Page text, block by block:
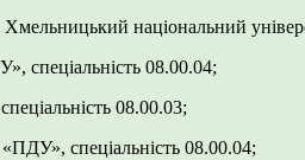
національний
спеціальність 08.00.04;
08.00.03;
спеціальність 08.00.04;